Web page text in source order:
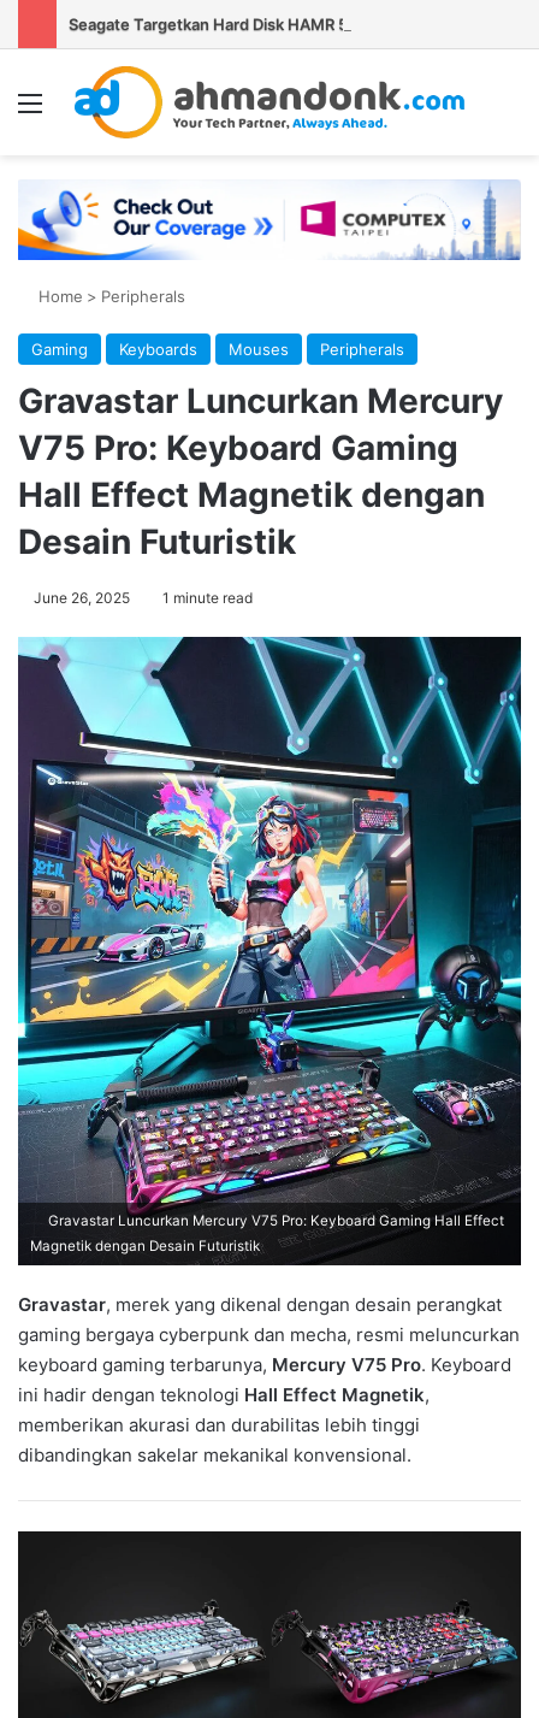
Menu
Home > Peripherals
Gaming Keyboards Mouses Peripherals
Gravastar Luncurkan Mercury
V75 Pro: Keyboard Gaming
Hall Effect Magnetik dengan
Desain Futuristik
June 26, 2025 1 minute read
Gravastar Luncurkan Mercury V75 Pro: Keyboard Gaming Hall Effect
Magnetik dengan Desain Futuristik
Gravastar, merek yang dikenal dengan desain perangkat
gaming bergaya cyberpunk dan mecha, resmi meluncurkan
keyboard gaming terbarunya, Mercury V75 Pro. Keyboard
ini hadir dengan teknologi Hall Effect Magnetik,
memberikan akurasi dan durabilitas lebih tinggi
dibandingkan sakelar mekanikal konvensional.